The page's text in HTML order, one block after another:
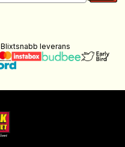
Blixtsnabb leverans